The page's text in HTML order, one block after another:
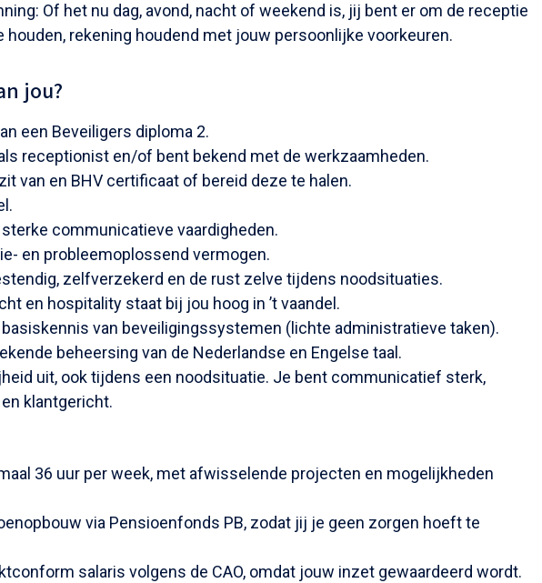
Of het nu dag, avond, nacht of weekend is, jij bent er om de receptie
houden, rekening houdend met jouw persoonlijke voorkeuren.
jou?
een Beveiligers diploma 2.
receptionist en/of bent bekend met de werkzaamheden.
van en BHV certificaat of bereid deze te halen.
communicatieve vaardigheden.
en probleemoplossend vermogen.
zelfverzekerd en de rust zelve tijdens noodsituaties.
en hospitality staat bij jou hoog in ’t vaandel.
van beveiligingssystemen (lichte administratieve taken).
beheersing van de Nederlandse en Engelse taal.
uit, ook tijdens een noodsituatie. Je bent communicatief sterk,
klantgericht.
36 uur per week, met afwisselende projecten en mogelijkheden
via Pensioenfonds PB, zodat jij je geen zorgen hoeft te
salaris volgens de CAO, omdat jouw inzet gewaardeerd wordt.